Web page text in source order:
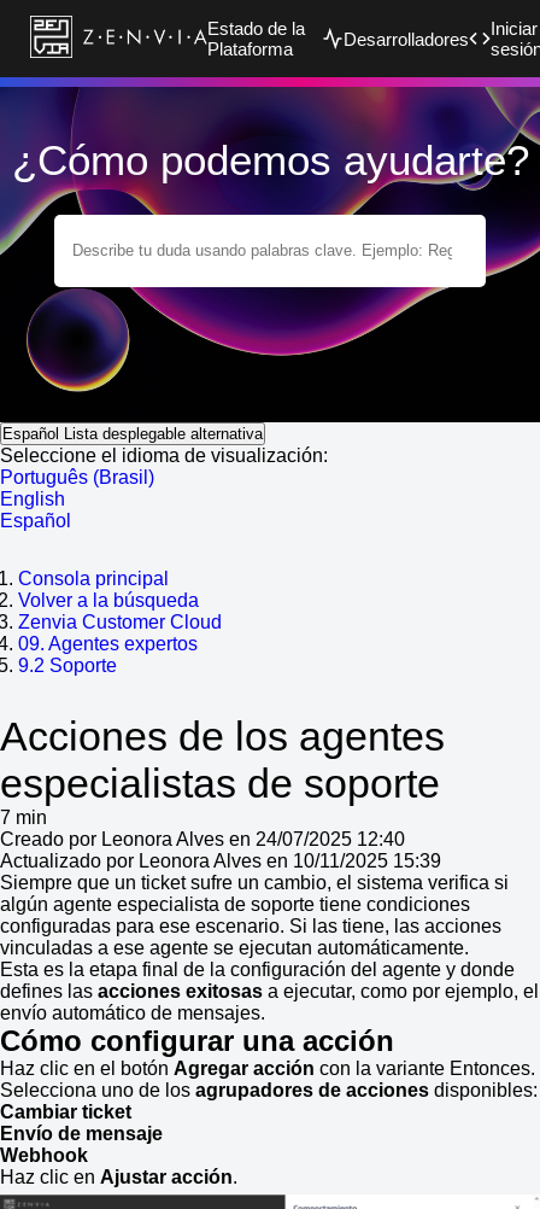
Estado de la
Plataforma
Desarrolladores
Iniciar
¿Cómo podemos ayudarte?
Español Lista desplegable alternativa
Seleccione el idioma de visualización:
Português (Brasil)
English
Español
Consola principal
Volver a la búsqueda
Zenvia Customer Cloud
09. Agentes expertos
9.2 Soporte
Acciones de los agentes
especialistas de soporte
7 min
Creado por Leonora Alves en 24/07/2025 12:40
Actualizado por Leonora Alves en 10/11/2025 15:39
Siempre que un ticket sufre un cambio, el sistema verifica si
algún agente especialista de soporte tiene condiciones
configuradas para ese escenario. Si las tiene, las acciones
vinculadas a ese agente se ejecutan automáticamente.
Esta es la etapa final de la configuración del agente y donde
defines las acciones exitosas a ejecutar, como por ejemplo, el
envío automático de mensajes.
Cómo configurar una acción
Haz clic en el botón Agregar acción con la variante Entonces.
Selecciona uno de los agrupadores de acciones disponibles:
Cambiar ticket
Envío de mensaje
Webhook
Haz clic en Ajustar acción.